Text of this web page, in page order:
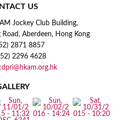
US
Jockey Club Building,
Aberdeen, Hong Kong
2871 8857
2296 4628